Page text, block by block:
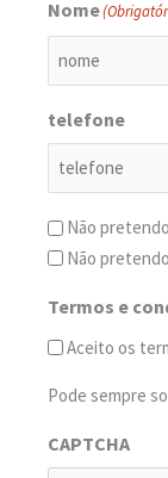
Nome
telefone
Não
Não
Termos e
Aceito os
Pode sempre
CAPTCHA